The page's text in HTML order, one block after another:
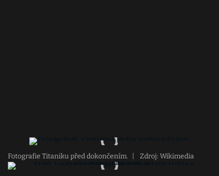
Fotografie Titaniku před dokončením. Zdroj: Wikimedia